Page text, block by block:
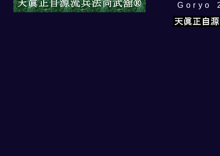
自源流公開セミナーGoryo